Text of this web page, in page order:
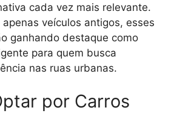
cada vez mais relevante.
veículos antigos, esses
ganhando destaque como
para quem busca
nas ruas urbanas.
por Carros